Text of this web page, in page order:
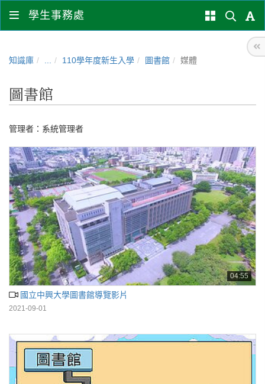
學生事務處
知識庫 110學年度新生入學 圖書館 媒體
圖書館
管理者： 系統管理者
04:55
國立中興大學圖書館導覽影片
2021-09-01